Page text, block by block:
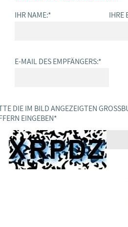
IHR NAME:* IHRE
E-MAIL DES EMPFÄNGERS:*
DIE IM BILD ANGEZEIGTEN
EINGEBEN *